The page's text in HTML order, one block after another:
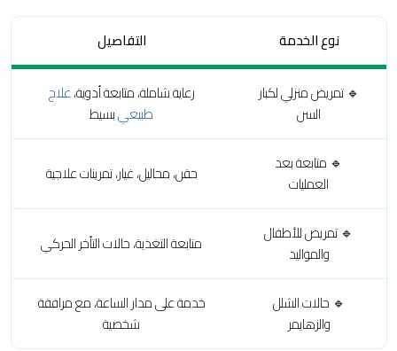
نوع الخدمة التفاصيل
🔹 تمريض منزلي لكبار
السن
رعاية شاملة، متابعة أدوية،علاج
طبيعيبسيط
🔹 متابعة بعد
العمليات
حقن، محاليل، غيار، تمرينات علاجية
🔹 تمريض للأطفال
والمواليد
متابعة التغذية، حالات التأخر الحركي
🔹 حالات الشلل
والزهايمر
خدمة على مدار الساعة، مع مرافقة
شخصية